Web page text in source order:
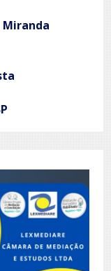
Miranda